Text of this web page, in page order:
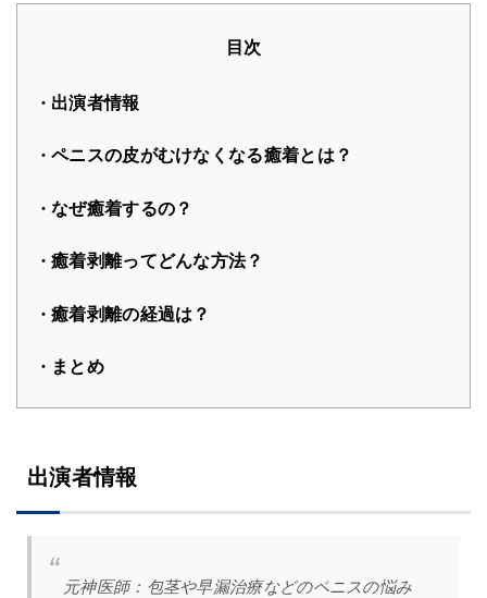
目次
出演者情報
ペニスの皮がむけなくなる癒着とは？
なぜ癒着するの？
癒着剥離ってどんな方法？
癒着剥離の経過は？
まとめ
出演者情報
元神医師： 包茎や早漏治療などのペニスの悩み